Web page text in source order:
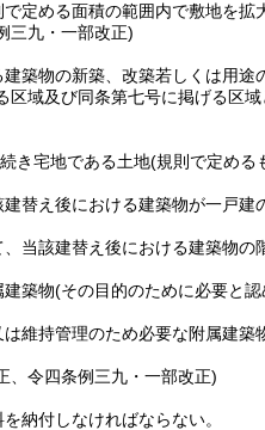
定める面積の範囲内で敷地を拡
三九・一部改正)
築物の新築、改築若しくは用途
域及び同条第七号に掲げる区
き宅地である土地(規則で定める
替え後における建築物が一戸建
当該建替え後における建築物の
築物(その目的のために必要と
維持管理のため必要な附属建築
、令四条例三九・一部改正)
納付しなければならない。